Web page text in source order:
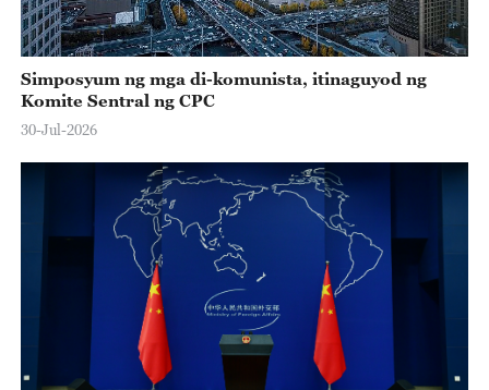
Simposyum ng mga di-komunista, itinaguyod ng
Komite Sentral ng CPC
30-Jul-2026